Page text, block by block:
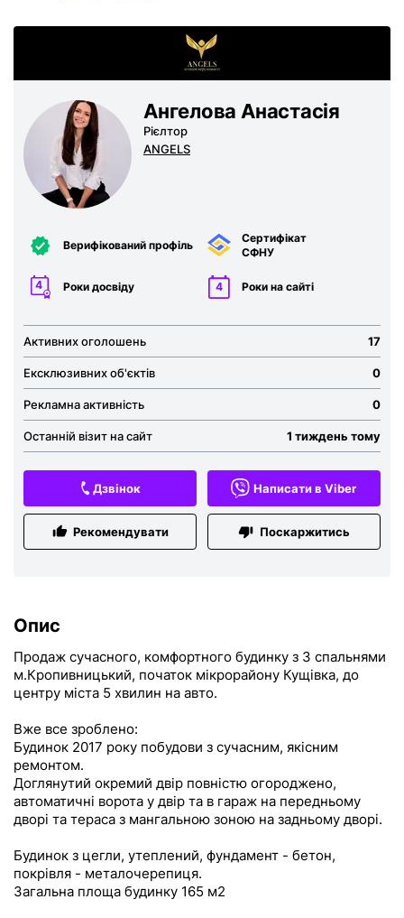
Ангелова Анастасія
Рієлтор
ANGELS
Верифікований профіль
Сертифікат
СФНУ
4 Роки досвіду 4 Роки на сайті
Активних оголошень 17
Ексклюзивних об'єктів 0
Рекламна активність 0
Останній візит на сайт 1 тиждень тому
Дзвінок Написати в Viber
Рекомендувати Поскаржитись
Опис
Продаж сучасного, комфортного будинку з 3 спальнями
м.Кропивницький, початок мікрорайону Кущівка, до
центру міста 5 хвилин на авто.
Вже все зроблено:
Будинок 2017 року побудови з сучасним, якісним
ремонтом.
Доглянутий окремий двір повністю огороджено,
автоматичні ворота у двір та в гараж на передньому
дворі та тераса з мангальною зоною на задньому дворі.
Будинок з цегли, утеплений, фундамент - бетон,
покрівля - металочерепиця.
Загальна площа будинку 165 м2